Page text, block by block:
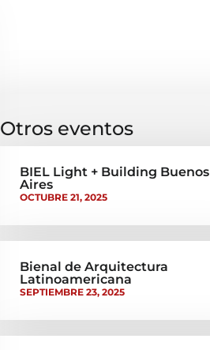
Otros eventos
BIEL Light + Building Buenos
Aires
OCTUBRE 21, 2025
Bienal de Arquitectura
Latinoamericana
SEPTIEMBRE 23, 2025